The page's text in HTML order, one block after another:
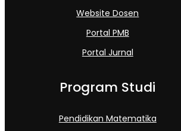
Website Dosen
Portal PMB
Portal Jurnal
Program Studi
Pendidikan Matematika